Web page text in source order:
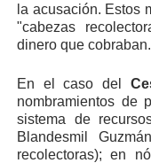
la acusación. Estos
"cabezas
dinero que cobraban.
En el caso del
nombramientos de
sistema de
Blandesmil
recolectoras); en